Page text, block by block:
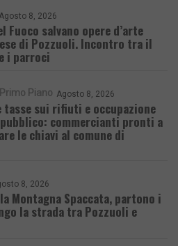
Agosto 8, 2026
Fuoco salvano opere d’arte
di Pozzuoli. Incontro tra il
i parroci
Primo Piano Agosto 8, 2026
tasse sui rifiuti e occupazione
commercianti pronti a
le chiavi al comune di
8, 2026
Montagna Spaccata, partono i
la strada tra Pozzuoli e